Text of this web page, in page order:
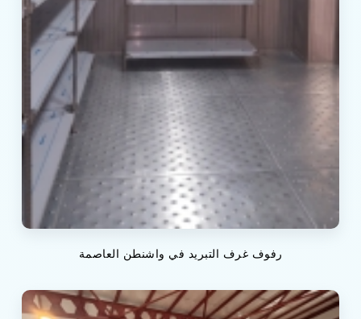
رفوف غرف التبريد في واشنطن العاصمة